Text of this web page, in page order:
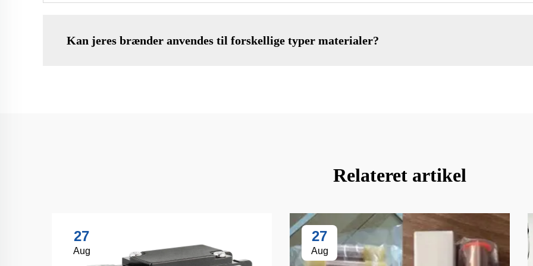
Kan jeres brænder anvendes til forskellige typer materialer?
Relateret artikel
27
Aug
27
Aug